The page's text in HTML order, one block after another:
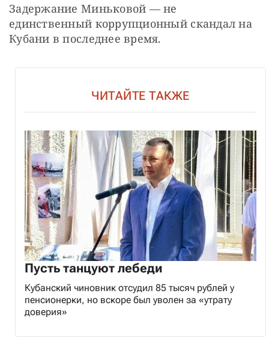
Задержание Миньковой — не
единственный коррупционный скандал на
Кубани в последнее время.
ЧИТАЙТЕ ТАКЖЕ
Пусть танцуют лебеди
Кубанский чиновник отсудил 85 тысяч рублей у
пенсионерки, но вскоре был уволен за «утрату
доверия»